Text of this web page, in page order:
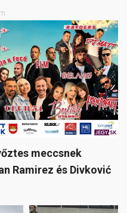
meccsnek
Ramirez és Divković